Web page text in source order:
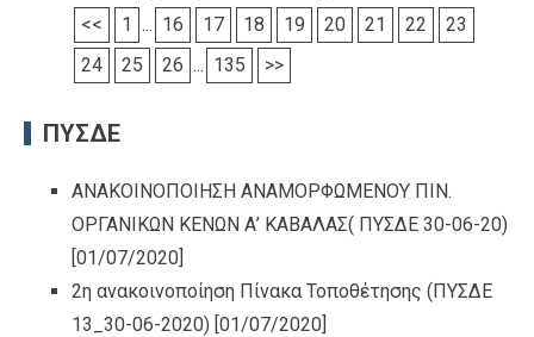
<<
1 ... 16 17 18 19 20 21 22
23
24
25 26 ... 135 >>
ΠΥΣΔΕ
ΑΝΑΚΟΙΝΟΠΟΙΗΣΗ ΑΝΑΜΟΡΦΩΜΕΝΟΥ ΠΙΝ.
ΟΡΓΑΝΙΚΩΝ ΚΕΝΩΝ Α’ ΚΑΒΑΛΑΣ( ΠΥΣΔΕ 30-06-20)
[01/07/2020]
2η ανακοινοποίηση Πίνακα Τοποθέτησης (ΠΥΣΔΕ
13_30-06-2020) [01/07/2020]